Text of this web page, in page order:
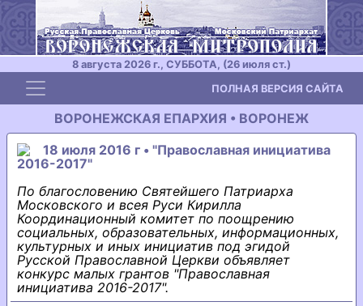
8 августа 2026 г., СУББОТА, (26 июля ст.)
Toggle navigation ПОЛНАЯ ВЕРСИЯ САЙТА
ВОРОНЕЖСКАЯ ЕПАРХИЯ • ВОРОНЕЖ
18 июля 2016 г • "Православная инициатива
2016-2017"
По благословению Святейшего Патриарха
Московского и всея Руси Кирилла
Координационный комитет по поощрению
социальных, образовательных, информационных,
культурных и иных инициатив под эгидой
Русской Православной Церкви объявляет
конкурс малых грантов "Православная
инициатива 2016-2017".